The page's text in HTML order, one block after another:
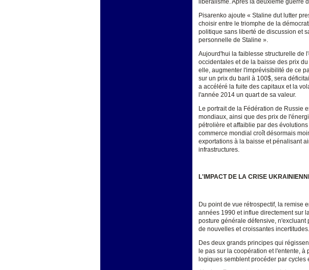
libéralisme. Après la deuxième guerre
Pisarenko ajoute « Staline dut lutter
choisir entre le triomphe de la
politique sans liberté de discussion et
personnelle de Staline ».
Aujourd'hui la faiblesse structurelle de
occidentales et de la baisse des prix
elle, augmenter l'imprévisibilité de ce
sur un prix du baril à 100$, sera
a accéléré la fuite des capitaux et la
l'année 2014 un quart de sa valeur.
Le portrait de la Fédération de Russie
mondiaux, ainsi que des prix de
pétrolière et affaiblie par des
commerce mondial croît désormais
exportations à la baisse et pénalisant
infrastructures.
L'IMPACT DE LA CRISE
Du point de vue rétrospectif, la remise
années 1990 et influe directement sur
posture générale défensive,
de nouvelles et croissantes incertitudes.
Des deux grands principes qui
le pas sur la coopération et l'entente,
logiques semblent procéder par cycles